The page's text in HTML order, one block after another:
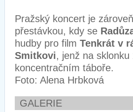
Pražský koncert je
přestávkou, kdy se
hudby pro film Tenkrát v
Smitkovi, jenž na
koncentračním táboře.
Foto: Alena Hrbková
GALERIE